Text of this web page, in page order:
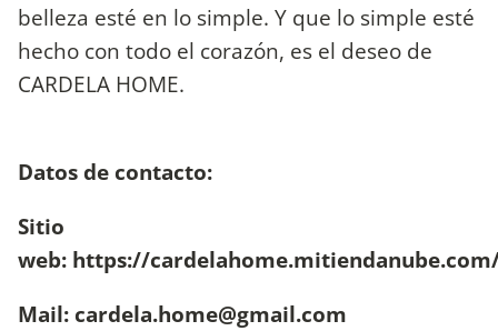
belleza esté en lo simple. Y que lo simple esté
hecho con todo el corazón, es el deseo de
CARDELA HOME.
Datos de contacto:
Sitio
web: https://
Mail: cardela.home@gmail.com